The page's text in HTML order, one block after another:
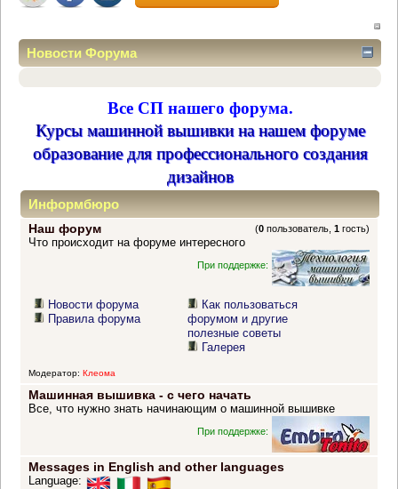
Новости Форума
Все СП нашего форума.
Курсы машинной вышивки на нашем форуме
образование для профессионального создания
дизайнов
Информбюро
Наш форум (0 пользователь,1 гость)
Что происходит на форуме интересного
При поддержке:
Новости форума
Правила форума
Как пользоваться
форумом и другие
полезные советы
Галерея
Модератор: Клеома
Машинная вышивка - с чего начать
Все, что нужно знать начинающим о машинной вышивке
При поддержке:
Messages in English and other languages
Language: